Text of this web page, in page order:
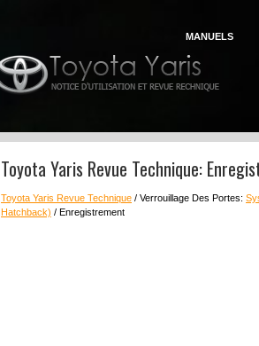
MANUELS
Toyota Yaris Revue Technique:
Toyota Yaris Revue Technique / Verrouillage Des Portes:
Hatchback) / Enregistrement